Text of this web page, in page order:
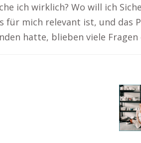
ich wirklich? Wo will ich
für mich relevant ist, und
hatte, blieben viele Fragen